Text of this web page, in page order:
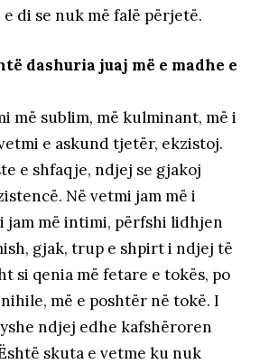
di se nuk më falë përjetë.
dashuria juaj më e madhe e
më sublim, më kulminant, më i
e askund tjetër, ekzistoj.
e shfaqje, ndjej se gjakoj
Në vetmi jam më i
jam më intimi, përfshi lidhjen
gjak, trup e shpirt i ndjej të
si qenia më fetare e tokës, po
më e poshtër në tokë. I
ndjej edhe kafshëroren
skuta e vetme ku nuk